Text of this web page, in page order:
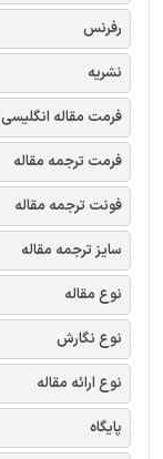
رفرنس
نشریه
فرمت مقاله انگلیسی
فرمت ترجمه مقاله
فونت ترجمه مقاله
سایز ترجمه مقاله
نوع مقاله
نوع نگارش
نوع ارائه مقاله
پایگاه